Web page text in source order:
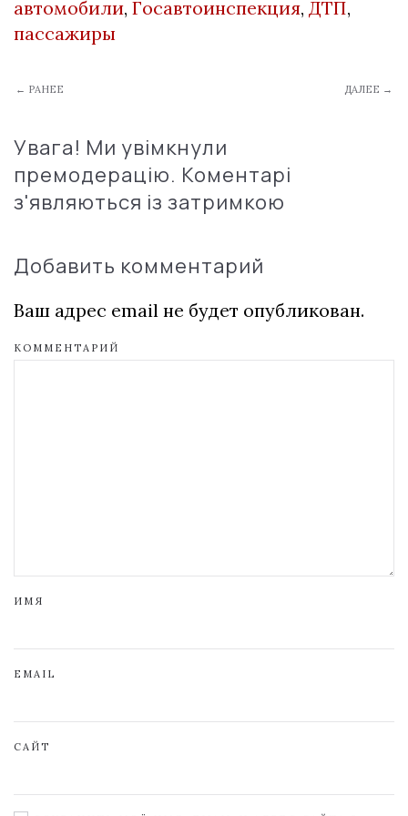
автомобили, Госавтоинспекция, ДТП,
пассажиры
← РАНЕЕ ДАЛЕЕ →
Увага! Ми увімкнули
премодерацію. Коментарі
з'являються із затримкою
Добавить комментарий
Ваш адрес email не будет опубликован.
КОММЕНТАРИЙ
ИМЯ
EMAIL
САЙТ